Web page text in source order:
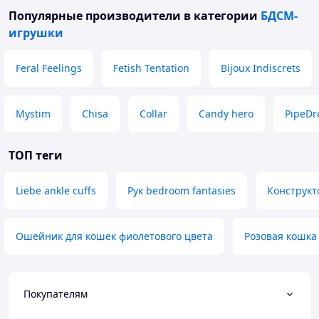
Популярные производители в категории БДСМ-
игрушки
Feral Feelings Fetish Tentation Bijoux Indiscrets
Mystim Chisa Collar Candy hero
ТОП теги
Liebe ankle cuffs Рук bedroom fantasies
Ошейник для кошек фиолетового цвета Розовая
Покупателям